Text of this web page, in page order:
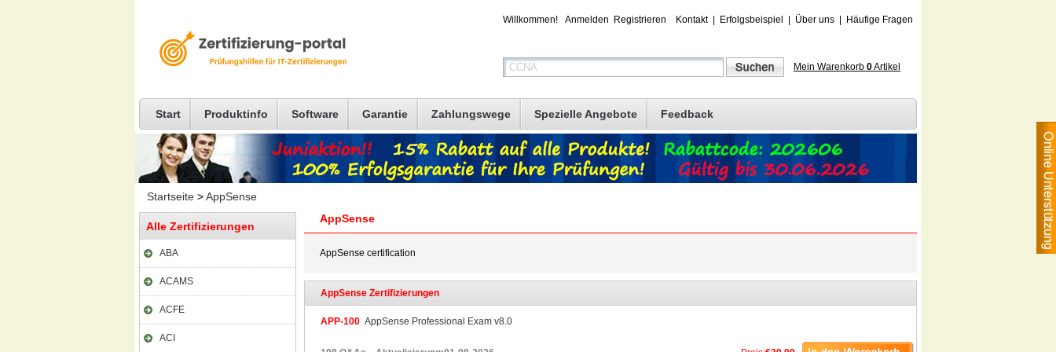
Willkommen! Anmelden Registrieren Kontakt| Erfolgsbeispiel Über uns Häufige Fragen
Mein Warenkorb 0Artikel
Start Produktinfo Software Garantie Zahlungswege Spezielle Angebote Feedback
Startseite >AppSense
Alle Zertifizierungen
ABA
ACAMS
ACFE
ACI
AppSense
AppSense certification
AppSense Zertifizierungen
APP-100 AppSense Professional Exam v8.0